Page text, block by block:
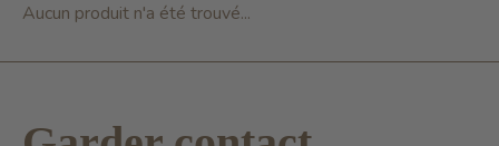
Aucun produit n'a été trouvé...